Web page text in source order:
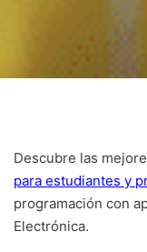
Descubre las
para estudiantes y
programación con
Electrónica.